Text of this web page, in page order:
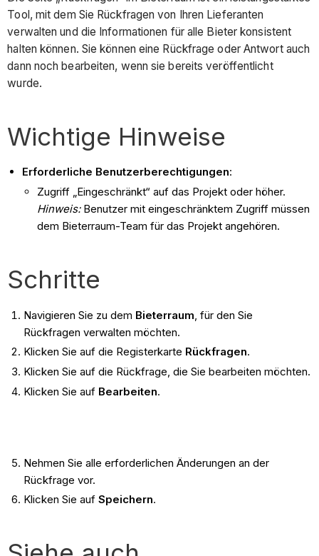
Tool, mit dem Sie Rückfragen von Ihren Lieferanten
verwalten und die Informationen für alle Bieter konsistent
halten können. Sie können eine Rückfrage oder Antwort auch
dann noch bearbeiten, wenn sie bereits veröffentlicht
wurde.
Wichtige Hinweise
Erforderliche Benutzerberechtigungen:
Zugriff „Eingeschränkt“ auf das Projekt oder höher.
Hinweis: Benutzer mit eingeschränktem Zugriff müssen
dem Bieterraum-Team für das Projekt angehören.
Schritte
Navigieren Sie zu dem Bieterraum , für den Sie
Rückfragen verwalten möchten.
Klicken Sie auf die Registerkarte Rückfragen.
Klicken Sie auf die Rückfrage, die Sie bearbeiten möchten.
Klicken Sie auf Bearbeiten.
Nehmen Sie alle erforderlichen Änderungen an der
Rückfrage vor.
Klicken Sie auf Speichern.